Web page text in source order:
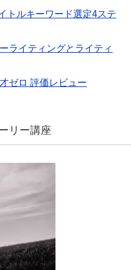
トルキーワード選定4ステ
ライティングとライティ
ゼロ 評価レビュー
リー講座